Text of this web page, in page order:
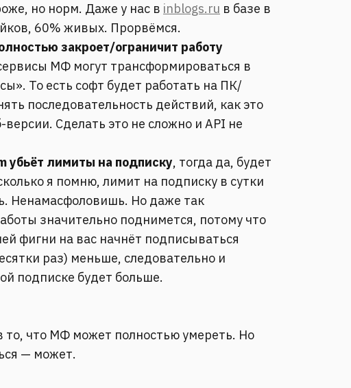
но норм. Даже у нас в inblogs.ru в базе в
60% живых. Прорвёмся.
закроет/ограничит работу
МФ могут трансформироваться в
То есть софт будет работать на ПК/
последовательность действий, как это
версии. Сделать это не сложно и API не
убьёт лимиты на подписку, тогда да, будет
я помню, лимит на подписку в сутки
Ненамасфоловишь. Но даже так
значительно поднимется, потому что
фигни на вас начнёт подписываться
раз) меньше, следовательно и
подписке будет больше.
то, что МФ может полностью умереть. Но
— может.